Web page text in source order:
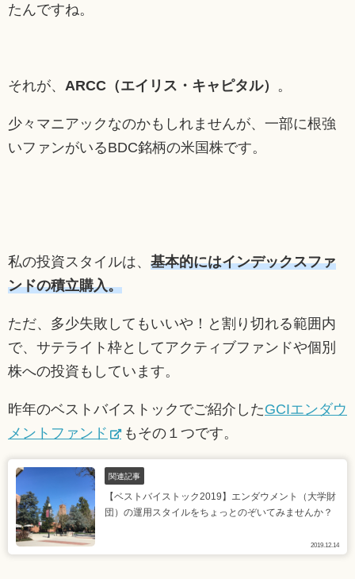
たんですね。
それが、 ARCC（エイリス・キャピタル） 。
少々マニアックなのかもしれませんが、一部に根強
いファンがいるBDC銘柄の米国株です。
私の投資スタイルは、 基本的にはインデックスファ
ンドの積立購入。
ただ、多少失敗してもいいや！と割り切れる範囲内
で、サテライト枠としてアクティブファンドや個別
株への投資もしています。
昨年のベストバイストックでご紹介したGCIエンダウ
メントファンド
もその１つです。
関連記事
【ベストバイストック2019】エンダウメント（大学財
団）の運用スタイルをちょっとのぞいてみませんか？
2019.12.14